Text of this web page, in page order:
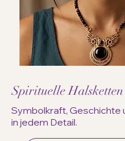
Spirituelle Halsketten
Symbolkraft, Geschichte
in jedem Detail.